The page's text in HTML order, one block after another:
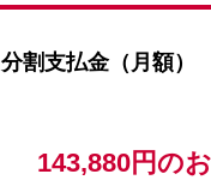
分割支払金（月額）
143,880円の